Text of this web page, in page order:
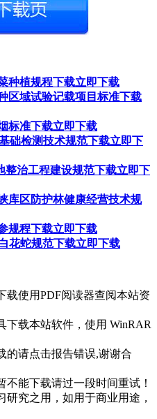
种植规程下载立即下载
区域试验记载项目标准下载
标准下载立即下载
础检测技术规范下载立即下
整治工程建设规范下载立即下
库区防护林健康经营技术规
规程下载立即下载
花蛇规范下载立即下载
使用PDF阅读器查阅本站资
载本站软件，使用 WinRAR
请点击报告错误,谢谢合
能下载请过一段时间重试！
究之用，如用于商业用途，